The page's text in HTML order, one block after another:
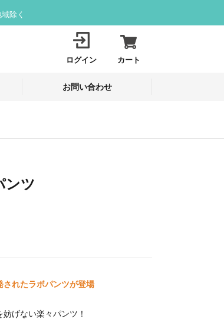
除く
ログイン カート
お問い合わせ
ンツ
れたラボパンツが登場
げない楽々パンツ！